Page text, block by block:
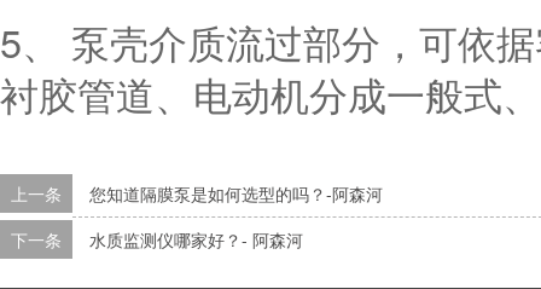
5、 泵壳介质流过部分，可依
衬胶管道、电动机分成一般式
上一条
您知道隔膜泵是如何选型的吗？-阿森河
下一条
水质监测仪哪家好？- 阿森河